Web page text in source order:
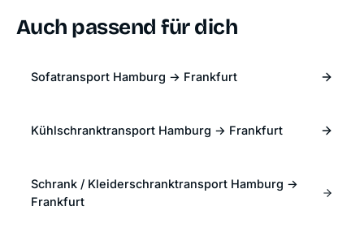
Auch passend für dich
Sofatransport Hamburg → Frankfurt
Kühlschranktransport Hamburg → Frankfurt
Schrank / Kleiderschranktransport Hamburg →
Frankfurt